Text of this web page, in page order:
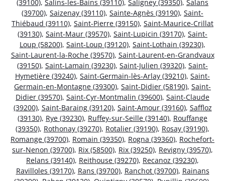
(39100), Salins-les-Bains (39110), Saligney (39350), Salans
(39700), Saizenay (39110), Sainte-Agnès (39190), Saint-
Thiébaud (39110), Saint-Pierre (39150), Saint-Maurice-Crillat
(39130), Saint-Maur (39570), Saint-Lupicin (39170), Saint-
Loup (58200), Saint-Loup (39120), Saint-Lothain (39230),
Saint-Laurent-la-Roche (39570), Saint-Laurent-en-Grandvaux
(39150), Saint-Lamain (39230), Saint-Julien (39320), Saint-
Hymetière (39240), Saint-Germain-lès-Arlay (39210), Saint-
Germain-en-Montagne (39300), Saint-Didier (58190), Saint-
Didier (39570), Saint-Cyr-Montmalin (39600), Saint-Claude
(39200), Saint-Baraing (39120), Saint-Amour (39160), Saffloz
(39130), Rye (39230), Ruffey-sur-Seille (39140), Rouffange
(39350), Rothonay (39270), Rotalier (39190), Rosay (39190),
Romange (39700), Romain (39350), Rogna (39360), Rochefort-
sur-Nenon (39700), Rix (58500), Rix (39250), Revigny (39570),
Relans (39140), Reithouse (39270), Recanoz (39230),
Ravilloles (39170), Rans (39700), Ranchot (39700), Rainans